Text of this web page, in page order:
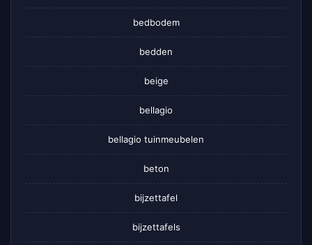
bedbodem
bedden
beige
bellagio
bellagio tuinmeubelen
beton
bijzettafel
bijzettafels